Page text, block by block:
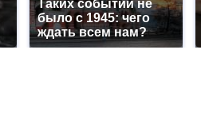
Таких событий не
было с 1945: чего
ждать всем нам?